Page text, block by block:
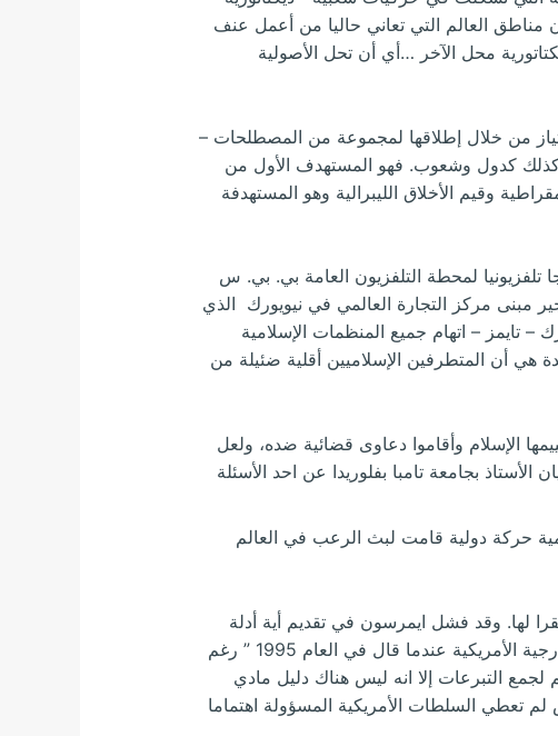
العالم التي تعاني حاليا من أعمل عنف
محل الآخر …أي أن تحل الأصولية
من خلال إطلاقها لمجموعة من المصطلحات –
كدول وشعوب. فهو المستهدف الأول من
وقيم الأخلاق الليبرالية وهو المستهدفة
لمحطة التلفزيون العامة بي. بي. س
من حادث تفجير مبنى مركز التجارة العالمي في نيويورك الذي
– تايمز – اتهام جميع المنظمات الإسلامية
هي أن المتطرفين الإسلاميين أقلية ضئيلة من
الإسلام وأقاموا دعاوى قضائية ضده، ولعل
بجامعة تامبا بفلوريدا عن احد الأسئلة
حركة دولية قامت لبث الرعب في العالم
لها. وقد فشل ايمرسون في تقديم أية أدلة
مادية على صحة اتهاماته هذه. وقد عبر عن ذلك فيليب ولكوكوس مسؤول مكتب مكافحة الإرهاب بالخارجية الأمريكية عندما قال في العام 1995 ” رغم
التبرعات إلا انه ليس هناك دليل مادي
تعطي السلطات الأمريكية المسؤولة اهتماما